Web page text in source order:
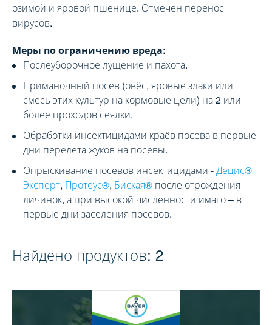
озимой и яровой пшенице. Отмечен перенос
вирусов.
Меры по ограничению вреда:
Послеуборочное лущение и пахота.
Приманочный посев (овёс, яровые злаки или
смесь этих культур на кормовые цели) на 2 или
более проходов сеялки.
Обработки инсектицидами краёв посева в первые
дни перелёта жуков на посевы.
Опрыскивание посевов инсектицидами -Децис®
Эксперт, Протеус®, Биская® после отрождения
личинок, а при высокой численности имаго – в
первые дни заселения посевов.
Найдено продуктов: 2